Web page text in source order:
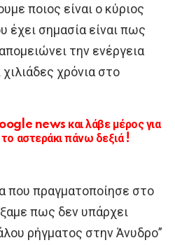
ποιος είναι ο κύριος
έχει σημασία είναι πως
την ενέργεια
χρόνια στο
news και λάβε μέρος για
αστεράκι πάνω δεξιά !
που πραγματοποίησε στο
πως δεν υπάρχει
ρήγματος στην Άνυδρο”